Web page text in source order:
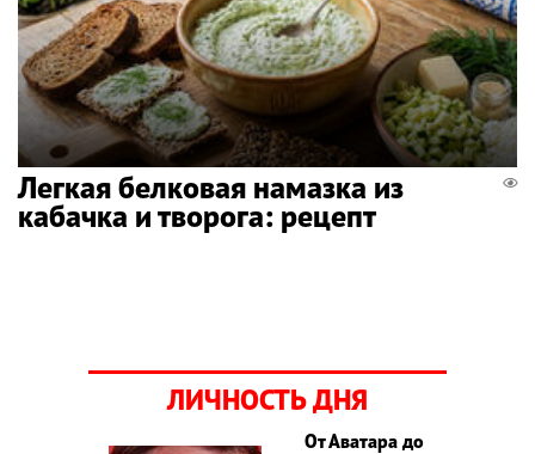
Легкая белковая намазка из
кабачка и творога: рецепт
ЛИЧНОСТЬ ДНЯ
От Аватара до